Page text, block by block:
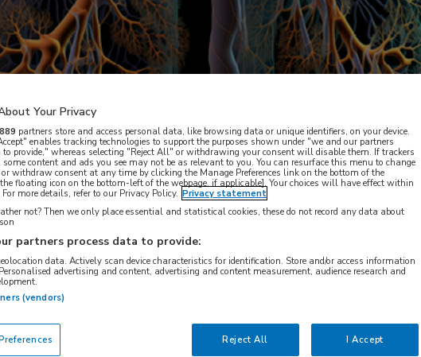
Your Privacy
889 partners store and access personal data, like browsing data or unique identifiers, on your device.
enables tracking technologies to support the purposes shown under "we and our partners
to provide," whereas selecting "Reject All" or withdrawing your consent will disable them. If trackers
some content and ads you see may not be as relevant to you. You can resurface this menu to change
or withdraw consent at any time by clicking the Manage Preferences link on the bottom of the
floating icon on the bottom-left of the webpage, if applicable]. Your choices will have effect within
more details, refer to our Privacy Policy. Privacy statement
not? Then we only place essential and statistical cookies, these do not record any data about
partners process data to provide:
data. Actively scan device characteristics for identification. Store and/or access information
advertising and content, advertising and content measurement, audience research and
(vendors)
Reject All I Accept